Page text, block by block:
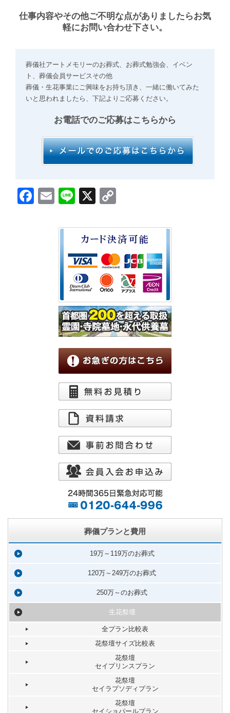
仕事内容やその他ご不明な点がありましたらお気
軽にお問い合わせ下さい。
葬儀社アートメモリーのお葬式、お葬式勉強会、イベン
ト、葬儀会員サービスその他
葬儀・生花事業にご興味をお持ち頂き、一緒に働いてみた
いと思われましたら、下記よりご応募ください。
お電話でのご応募はこちらから
Facebook
EmailLine
X
葬儀プランと費用
19万～119万のお葬式
120万～249万のお葬式
250万～のお葬式
生花祭壇
全プラン比較表
花祭壇サイズ比較表
花祭壇
セイプリンスプラン
花祭壇
セイラプソディプラン
花祭壇
セイショパールプラン